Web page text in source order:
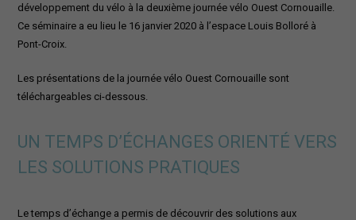
PACTE TERRITORIAL FRANCE RÉNOV’
AGENDA
développement du vélo à la deuxième journée vélo Ouest Cornouaille.
Ce séminaire a eu lieu le 16 janvier 2020 à l’espace Louis Bolloré à
Pont-Croix.
Les présentations de la journée vélo Ouest Cornouaille sont
téléchargeables ci-dessous.
UN TEMPS D’ÉCHANGES ORIENTÉ VERS
LES SOLUTIONS PRATIQUES
Le temps d’échange a permis de découvrir des solutions aux